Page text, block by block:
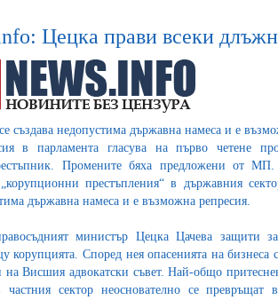
Цецка прави всеки
създава недопустима държавна намеса и е
в парламента гласува на първо четене
Промените бяха предложени от
„корупционни престъпления“ в държавния
държавна намеса и е възможна репресия.
министър Цецка Цачева защити
корупцията. Според нея опасенията на
на Висшия адвокатски съвет. Най-общо
сектор неоснователно се превръщат